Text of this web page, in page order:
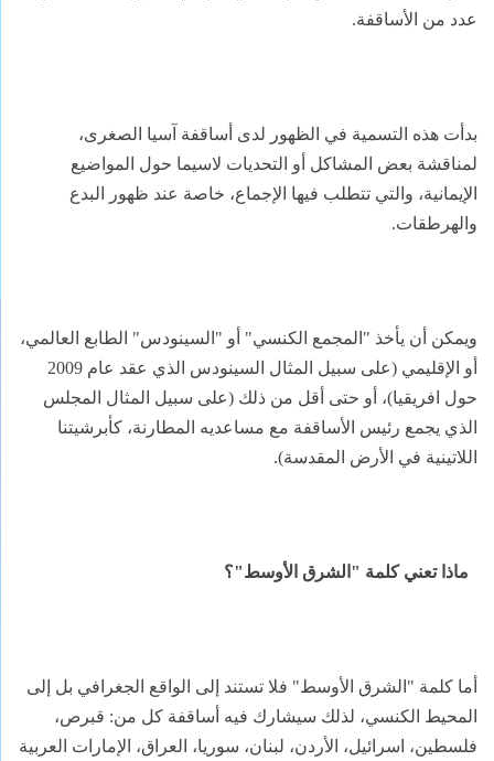
عدد من الأساقفة.
بدأت هذه التسمية في الظهور لدى أساقفة آسيا الصغرى،
لمناقشة بعض المشاكل أو التحديات لاسيما حول المواضيع
الإيمانية، والتي تتطلب فيها الإجماع، خاصة عند ظهور البدع
والهرطقات.
ويمكن أن يأخذ "المجمع الكنسي" أو "السينودس" الطابع العالمي،
أو الإقليمي (على سبيل المثال السينودس الذي عقد عام 2009
حول افريقيا)، أو حتى أقل من ذلك (على سبيل المثال المجلس
الذي يجمع رئيس الأساقفة مع مساعديه المطارنة، كأبرشيتنا
اللاتينية في الأرض المقدسة).
ماذا تعني كلمة "الشرق الأوسط"؟
أما كلمة "الشرق الأوسط" فلا تستند إلى الواقع الجغرافي بل إلى
المحيط الكنسي، لذلك سيشارك فيه أساقفة كل من: قبرص،
فلسطين، اسرائيل، الأردن، لبنان، سوريا، العراق، الإمارات العربية